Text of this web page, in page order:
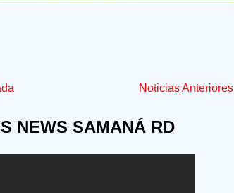
Noticias Anteriores
NEWS SAMANÁ RD